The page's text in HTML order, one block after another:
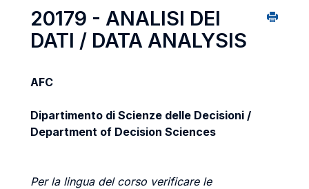
20179 - ANALISI DEI
DATI / DATA ANALYSIS
AFC
Dipartimento di Scienze delle Decisioni /
Department of Decision Sciences
Per la lingua del corso verificare le